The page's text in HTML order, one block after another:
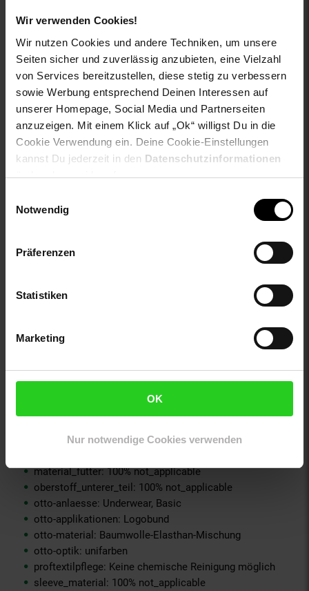
Wir verwenden Cookies!
Wir nutzen Cookies und andere Techniken, um unsere
Seiten sicher und zuverlässig anzubieten, eine Vielzahl
von Services bereitzustellen, diese stetig zu verbessern
sowie Werbung entsprechend Deinen Interessen auf
unserer Homepage, Social Media und Partnerseiten
anzuzeigen. Mit einem Klick auf „Ok“ willigst Du in die
Cookie Verwendung ein. Deine Cookie-Einstellungen
kannst Du jederzeit in den Datenschutzinformationen
ändern bzw. widerrufen.
Notwendig
Präferenzen
Statistiken
Marketing
OK
Nur notwendige Cookies verwenden
ay-PFAS: PFAS Frei
ay-material: Obermaterial: 95% Baumwolle, 5% Elasthan
ay-material-eigenschaften: Baumwolle
ay-material1: keine Angabe
ay-passform schuh: keine Angabe
ay-pullover-materialart: keine Angabe
ay-schuh-acc material: keine Angabe
ay-schuhdetails: keine Angabe
ay-sondergroessen_produktebene: keine Angabe
fuellung: 100% not_applicable
innen_material: 100% not_applicable
material-fuellung-innenjacke: 100% not_applicable
material-kunstfellkragen: 100% not_applicable
material-oberstoff-rueckseite: 100% not_applicable
material_futter: 100% not_applicable
oberstoff_unterer_teil: 100% not_applicable
otto-anlaesse: Underwear, Basic
otto-applikationen: Logobund
otto-material: Baumwolle-Elasthan-Mischung
otto-optik: unifarben
proftextilpflege: Keine chemische Reinigung möglich
sleeve_material: 100% not_applicable